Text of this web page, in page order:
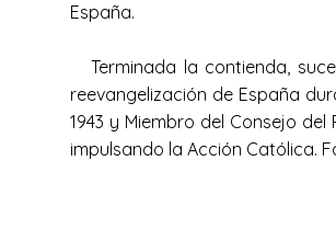
España.
Terminada la contienda,
reevangelización de España
1943 y Miembro del Consejo
impulsando la Acción Católica.